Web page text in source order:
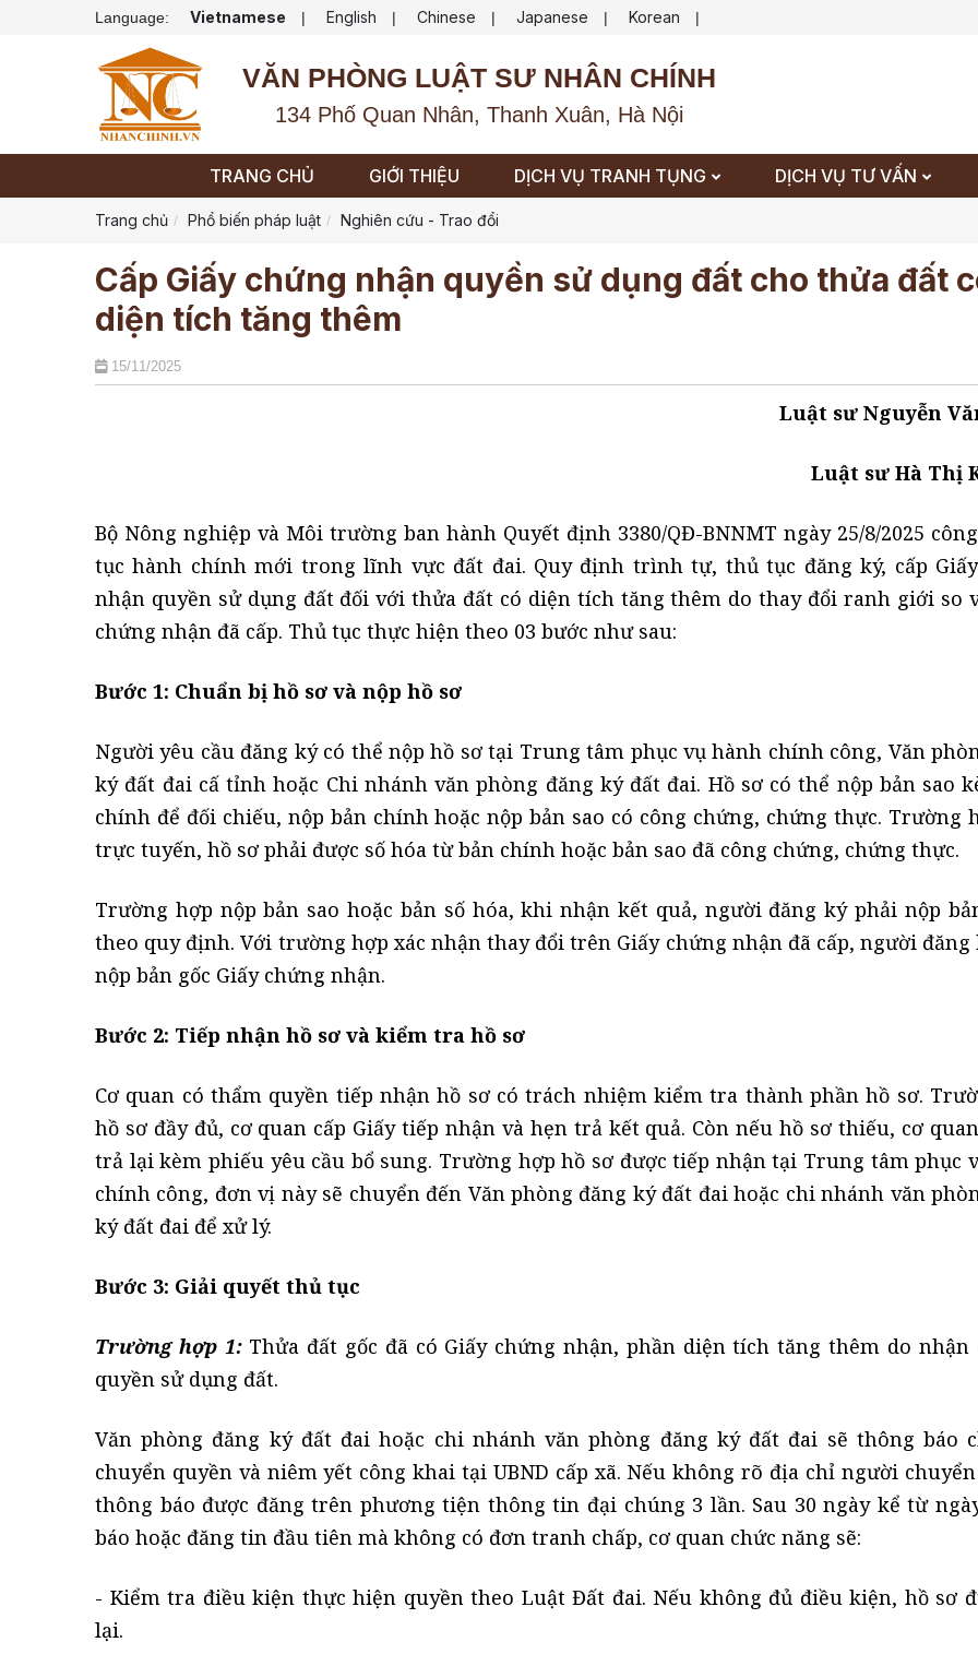
Language: Vietnamese | English | Chinese | Japanese | Korean |
VĂN PHÒNG LUẬT SƯ NHÂN CHÍNH
134 Phố Quan Nhân, Thanh Xuân, Hà Nội
TRANG CHỦ GIỚI THIỆU DỊCH VỤ TRANH TỤNG DỊCH VỤ TƯ VẤN
Trang chủ Phổ biến pháp luật Nghiên cứu - Trao đổi
Cấp Giấy chứng nhận quyền sử dụng đất cho thửa đất
diện tích tăng thêm
15/11/2025
Luật sư Nguyễn
Luật sư Hà Thị
Bộ Nông nghiệp và Môi trường ban hành Quyết định 3380/QĐ-BNNMT ngày 25/8/2025
tục hành chính mới trong lĩnh vực đất đai. Quy định trình tự, thủ tục đăng ký, cấp
nhận quyền sử dụng đất đối với thửa đất có diện tích tăng thêm do thay đổi ranh giới so
chứng nhận đã cấp. Thủ tục thực hiện theo 03 bước như sau:
Bước 1: Chuẩn bị hồ sơ và nộp hồ sơ
Người yêu cầu đăng ký có thể nộp hồ sơ tại Trung tâm phục vụ hành chính công, Văn
ký đất đai cấ tỉnh hoặc Chi nhánh văn phòng đăng ký đất đai. Hồ sơ có thể nộp bản sao
chính để đối chiếu, nộp bản chính hoặc nộp bản sao có công chứng, chứng thực. Trường
trực tuyến, hồ sơ phải được số hóa từ bản chính hoặc bản sao đã công chứng, chứng thực.
Trường hợp nộp bản sao hoặc bản số hóa, khi nhận kết quả, người đăng ký phải nộp
theo quy định. Với trường hợp xác nhận thay đổi trên Giấy chứng nhận đã cấp, người đăng
nộp bản gốc Giấy chứng nhận.
Bước 2: Tiếp nhận hồ sơ và kiểm tra hồ sơ
Cơ quan có thẩm quyền tiếp nhận hồ sơ có trách nhiệm kiểm tra thành phần hồ sơ.
hồ sơ đầy đủ, cơ quan cấp Giấy tiếp nhận và hẹn trả kết quả. Còn nếu hồ sơ thiếu, cơ
trả lại kèm phiếu yêu cầu bổ sung. Trường hợp hồ sơ được tiếp nhận tại Trung tâm phục
chính công, đơn vị này sẽ chuyển đến Văn phòng đăng ký đất đai hoặc chi nhánh văn
ký đất đai để xử lý.
Bước 3: Giải quyết thủ tục
Trường hợp 1:Thửa đất gốc đã có Giấy chứng nhận, phần diện tích tăng thêm do nhận
quyền sử dụng đất.
Văn phòng đăng ký đất đai hoặc chi nhánh văn phòng đăng ký đất đai sẽ thông báo
chuyển quyền và niêm yết công khai tại UBND cấp xã. Nếu không rõ địa chỉ người
thông báo được đăng trên phương tiện thông tin đại chúng 3 lần. Sau 30 ngày kể từ
báo hoặc đăng tin đầu tiên mà không có đơn tranh chấp, cơ quan chức năng sẽ:
- Kiểm tra điều kiện thực hiện quyền theo Luật Đất đai. Nếu không đủ điều kiện, hồ sơ
lại.